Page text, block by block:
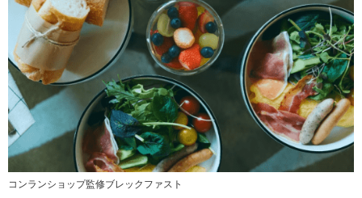
コンランショップ監修ブレックファスト